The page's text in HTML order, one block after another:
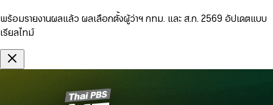
พร้อมรายงานผลแล้ว ผลเลือกตั้งผู้ว่าฯ กทม. และ ส.ก. 2569 อัปเดตแบบ
เรียลไทม์